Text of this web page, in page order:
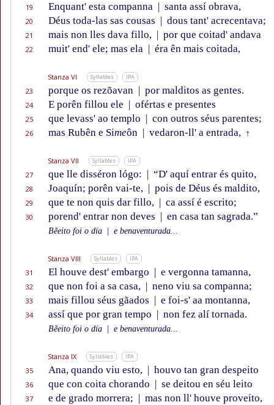
19 Enquant' esta companna | santa assí obrava,
20 Déus toda-las sas cousas | dous tant' acrecentava;
21 mais non lles dava fillo, | por que coitad' andava
22 muit' end' ele; mas ela | éra ên mais coitada,
Stanza VI Syllables IPA
23 porque os rezõavan | por malditos as gentes.
24 E porên fillou ele | ofértas e presentes
25 que levass' ao templo | con outros séus parentes;
26 mas Rubên e Simeôn | vedaron-ll' a entrada, †
Stanza VII Syllables IPA
27 que lle disséron lógo: | “D' aquí entrar és quito,
28 Joaquín; porên vai-te, | pois de Déus és maldito,
29 que te non quis dar fillo, | ca assí é escrito;
30 porend' entrar non deves | en casa tan sagrada.”
Bẽeito foi o día e benaventurada...
Stanza VIII Syllables IPA
31 El houve dest' embargo | e vergonna tamanna,
32 que non foi a sa casa, | neno viu sa companna;
33 mais fillou séus gãados | e foi-s' aa montanna,
34 assí que por gran tempo | non fez alí tornada.
Bẽeito foi o día e benaventurada...
Stanza IX Syllables IPA
35 Ana, quando viu esto, | houvo tan gran despeito
36 que con coita chorando | se deitou en séu leito
37 e de grado morrera; | mas non ll' houve proveito,